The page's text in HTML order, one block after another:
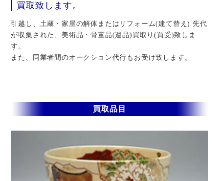
買取致します。
引越し、土蔵・家屋の解体またはリフォーム(建て替え) 先代
が収集された、美術品・骨董品(遺品)買取り(買受)致しま
す。
また、同業者間のオークション代行もお受け致します。
買取品目